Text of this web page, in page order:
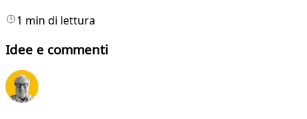
1 min di lettura
Idee e commenti